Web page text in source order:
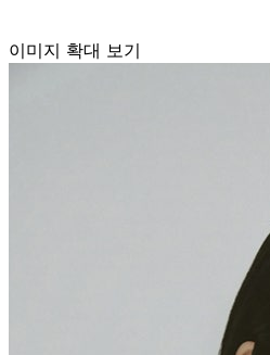
이미지 확대 보기